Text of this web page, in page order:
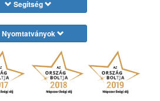
Segítség
Nyomtatványok